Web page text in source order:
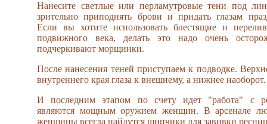
Нанесите светлые или перламутровые тени под
зрительно приподнять брови и придать глазам
Если вы хотите использовать блестящие и
подвижного века, делать это надо очень
подчеркивают морщинки.
После нанесения теней приступаем к подводке.
внутреннего края глаза к внешнему, а нижнее наоборот.
И последним этапом по счету идет "работа" с
являются мощным оружием женщин. В арсенале
женщины всегда найдутся щипчики для завивки